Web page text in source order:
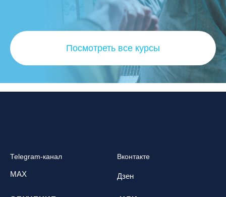
Посмотреть все курсы
Telegram-канал Вконтакте
MAX Дзен